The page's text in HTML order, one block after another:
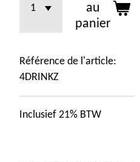
au
panier
Référence de l'article:
4DRINKZ
Inclusief 21% BTW